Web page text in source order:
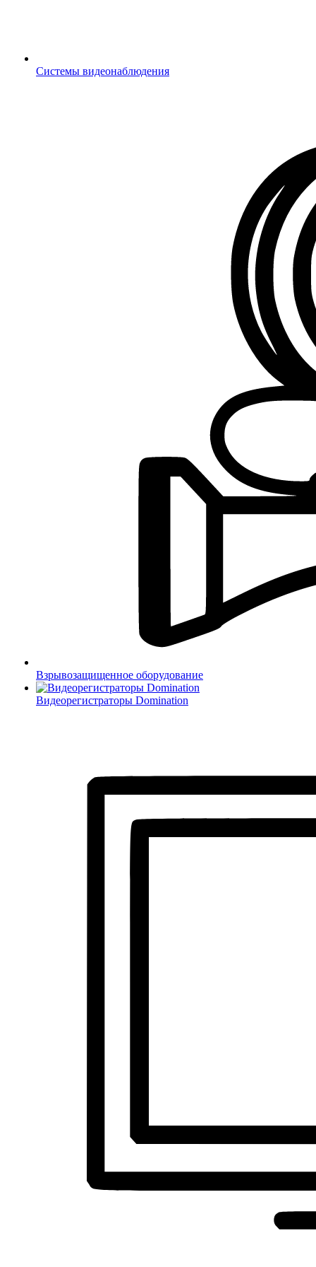
Системы видеонаблюдения
Взрывозащищенное оборудование
Видеорегистраторы Domination